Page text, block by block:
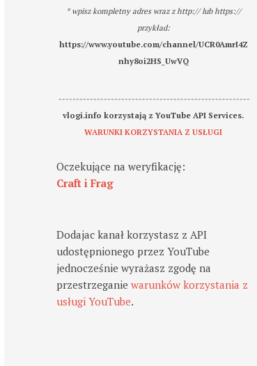
* wpisz kompletny adres wraz z http:// lub https://
przykład:
https://www.youtube.com/channel/UCR0AmrI4Z
nhy8oi2HS_UwVQ
-------------------------------------------------------
vlogi.info korzystają z YouTube API Services.
WARUNKI KORZYSTANIA Z USŁUGI
Oczekujące na weryfikację:
Craft i Frag
Dodajac kanał korzystasz z API
udostępnionego przez YouTube
jednocześnie wyrażasz zgodę na
przestrzeganiewarunków korzystania z
usługi YouTube.